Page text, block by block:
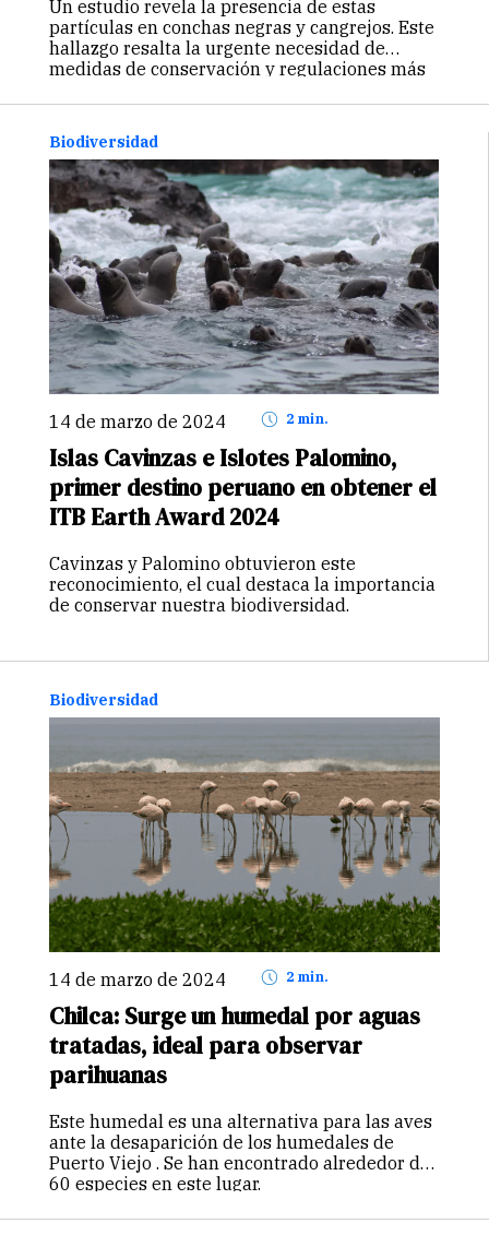
Un estudio revela la presencia de estas
partículas en conchas negras y cangrejos. Este
hallazgo resalta la urgente necesidad de
medidas de conservación y regulaciones más
Biodiversidad
14 de marzo de 2024 2 min.
Islas Cavinzas e Islotes Palomino,
primer destino peruano en obtener el
ITB Earth Award 2024
Cavinzas y Palomino obtuvieron este
reconocimiento, el cual destaca la importancia
de conservar nuestra biodiversidad.
Biodiversidad
14 de marzo de 2024 2 min.
Chilca: Surge un humedal por aguas
tratadas, ideal para observar
parihuanas
Este humedal es una alternativa para las aves
ante la desaparición de los humedales de
Puerto Viejo . Se han encontrado alrededor de
60 especies en este lugar.